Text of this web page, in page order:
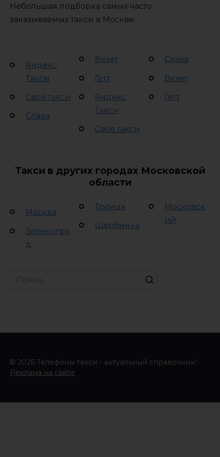
Небольшая подборка самых часто
заказываемых такси в Москве.
Яндекс
Такси
Своё такси
Слава
Везет
Гетт
Яндекс
Такси
Своё такси
Слава
Везет
Гетт
Такси в других городах Московской
области
Москва
Зеленогра
д
Троицк
Щербинка
Московск
ий
Search
© 2026 Телефоны такси - актуальный справочник!
Реклама на сайте